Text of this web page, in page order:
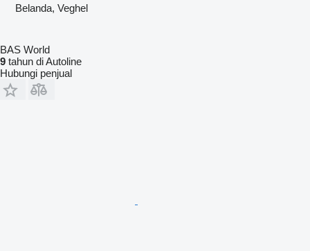
Belanda, Veghel
BAS World
9 tahun di Autoline
Hubungi penjual